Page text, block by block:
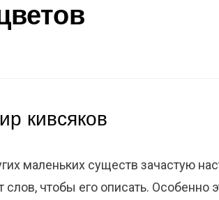
кивсяков
маленьких существ зачастую
слов, чтобы его описать. Особенно